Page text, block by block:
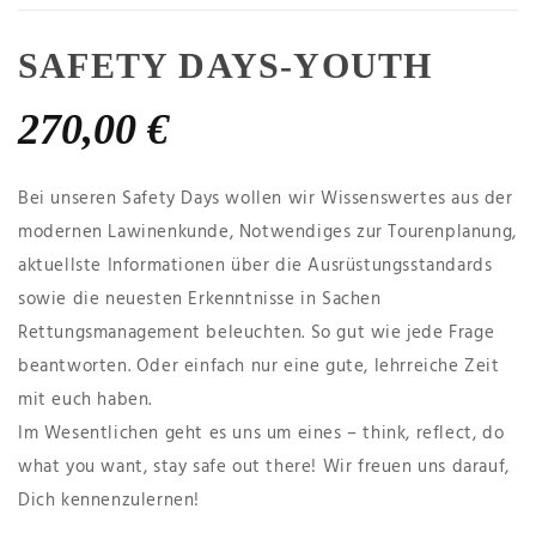
SAFETY DAYS-YOUTH
270,00 €
Bei unseren Safety Days wollen wir Wissenswertes aus der
modernen Lawinenkunde, Notwendiges zur Tourenplanung,
aktuellste Informationen über die Ausrüstungsstandards
sowie die neuesten Erkenntnisse in Sachen
Rettungsmanagement beleuchten. So gut wie jede Frage
beantworten. Oder einfach nur eine gute, lehrreiche Zeit
mit euch haben.
Im Wesentlichen geht es uns um eines – think, reflect, do
what you want, stay safe out there! Wir freuen uns darauf,
Dich kennenzulernen!